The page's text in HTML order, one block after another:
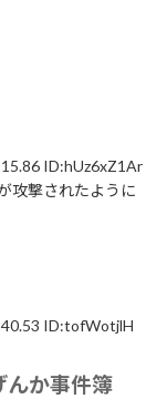
ID:hUz6xZ1Ar
攻撃されたように
ID:tofWotjlH
んか事件簿